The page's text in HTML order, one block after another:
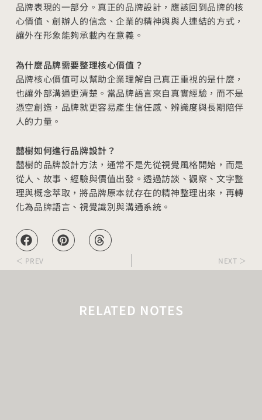
品牌表現的一部分。真正的品牌設計，應該回到品牌的核
心價值、創辦人的信念、企業的精神與與人連結的方式，
讓外在形象能夠承載內在意義。
為什麼品牌需要整理核心價值？
品牌核心價值可以幫助企業理解自己真正重視的是什麼，
也讓外部溝通更清楚。當品牌語言來自真實經驗，而不是
憑空創造，品牌就更容易產生信任感、辨識度與長期陪伴
人的力量。
囍樹如何進行品牌設計？
囍樹的品牌設計方法，通常不是先從視覺風格開始，而是
從人、故事、經驗與價值出發。透過訪談、觀察、文字整
理與概念萃取，將品牌原本就存在的精神整理出來，再轉
化為品牌語言、視覺識別與溝通系統。
＜ PREV NEXT ＞
RELATED NOTES